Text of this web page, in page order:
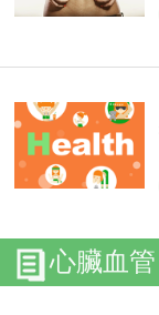
心臟血管